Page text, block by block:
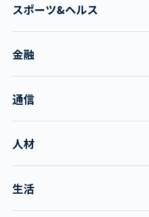
スポーツ&ヘルス
金融
通信
人材
生活